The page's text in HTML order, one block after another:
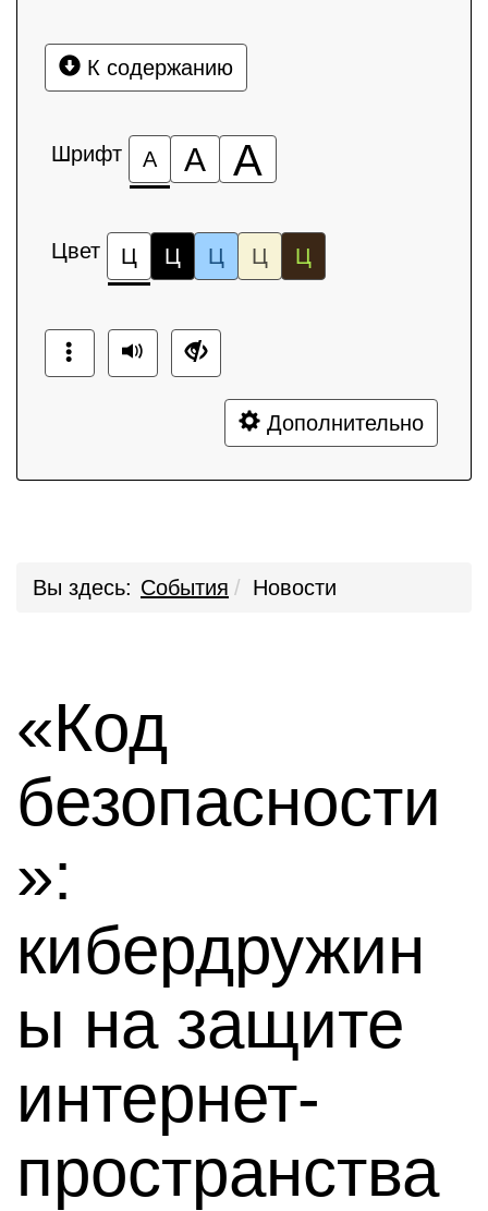
К содержанию
Шрифт А А А
Цвет Ц Ц Ц Ц Ц
Дополнительно
Вы здесь: События Новости
«Код
безопасности
»:
кибердружин
ы на защите
интернет-
пространства